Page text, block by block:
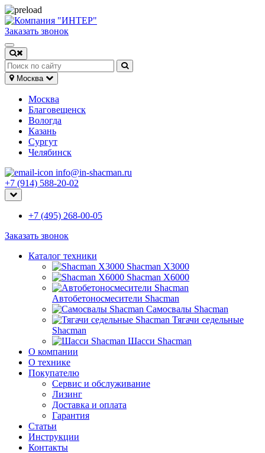
Заказать звонок
Москва
Москва
Благовещенск
Вологда
Казань
Сургут
Челябинск
info@in-shacman.ru
+7 (914) 588-20-02
+7 (495) 268-00-05
Заказать звонок
Каталог техники
Shacman X3000
Shacman X6000
Автобетоносмесители Shacman
Самосвалы Shacman
Тягачи седельные
Shacman
Шасси Shacman
О компании
О технике
Покупателю
Сервис и обслуживание
Лизинг
Доставка и оплата
Гарантия
Статьи
Инструкции
Контакты